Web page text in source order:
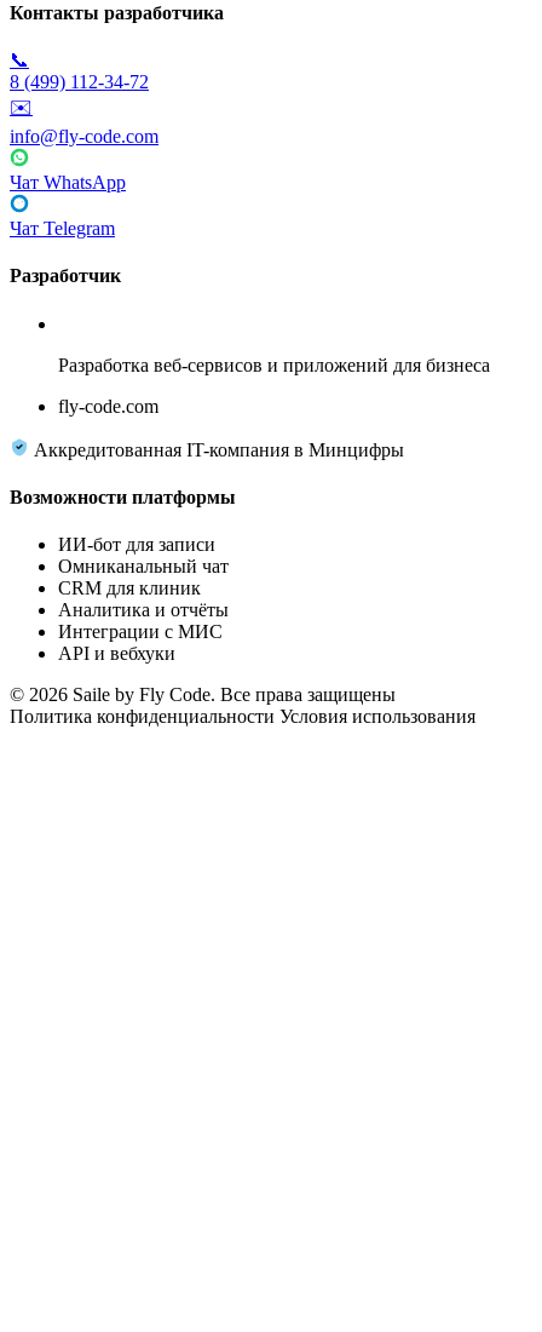
Контакты разработчика
📞
8 (499) 112-34-72
✉️
info@fly-code.com
Чат WhatsApp
Чат Telegram
Разработчик
Разработка веб-сервисов и приложений для бизнеса
fly-code.com
Аккредитованная IT-компания в Минцифры
Возможности платформы
ИИ-бот для записи
Омниканальный чат
CRM для клиник
Аналитика и отчёты
Интеграции с МИС
API и вебхуки
© 2026 Saile by Fly Code. Все права защищены
Политика конфиденциальности Условия использования